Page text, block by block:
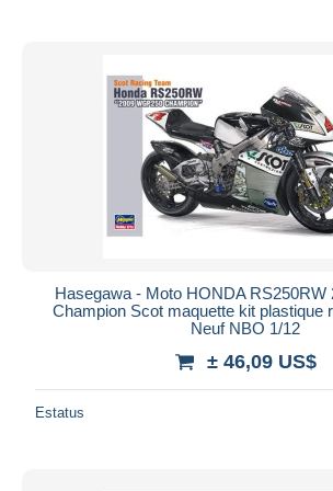
Hasegawa - Moto HONDA RS250RW
Champion Scot maquette kit plastique
Neuf NBO 1/12
± 46,09 US$
Estatus